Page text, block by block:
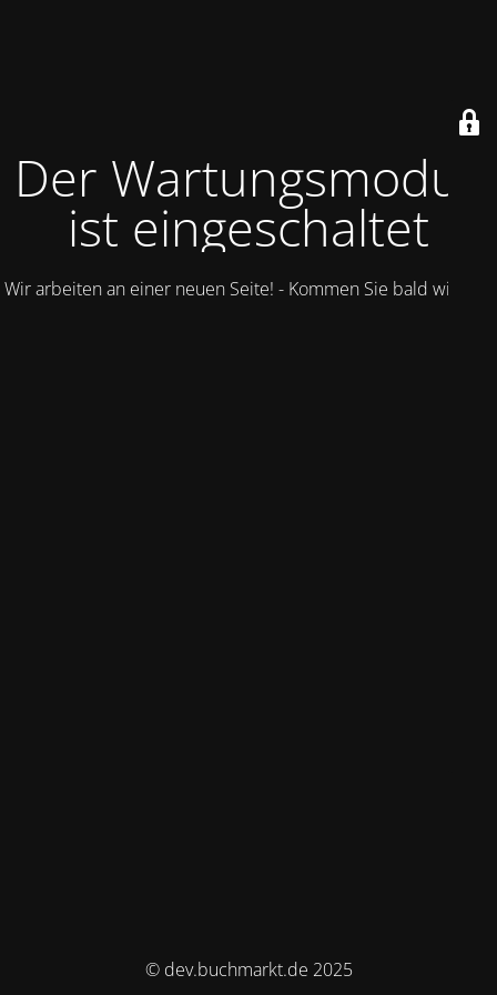
Der Wartungsmodus
ist eingeschaltet
Wir arbeiten an einer neuen Seite! - Kommen Sie bald wieder.
© dev.buchmarkt.de 2025